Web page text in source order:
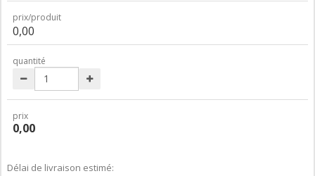
prix/produit
0,00
quantité
prix
0,00
Délai de livraison estimé: